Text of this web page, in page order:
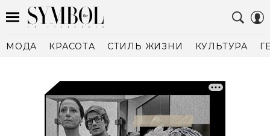
МОДА КРАСОТА СТИЛЬ ЖИЗНИ КУЛЬТУРА